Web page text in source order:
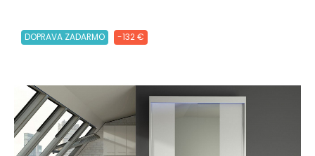
DOPRAVA ZADARMO -132 €